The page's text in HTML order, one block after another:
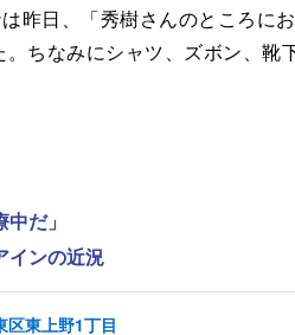
日、「秀樹さんのところに
なみにシャツ、ズボン、靴
だ」
インの近況
区東上野1丁目